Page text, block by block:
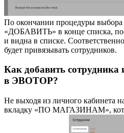
По окончании процедуры
«ДОБАВИТЬ» в конце списка,
и видна в списке.
будет привязывать сотрудников.
Как добавить сотрудника
в ЭВОТОР?
Не выходя из личного кабинета
вкладку «ПО МАГАЗИНАМ»,